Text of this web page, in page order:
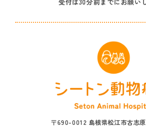
〒690-0012 島根県松江市古志